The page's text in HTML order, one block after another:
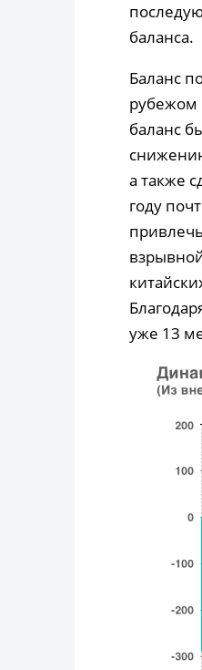
баланса.
Баланс
рубежом
баланс
а также
году
уже 13